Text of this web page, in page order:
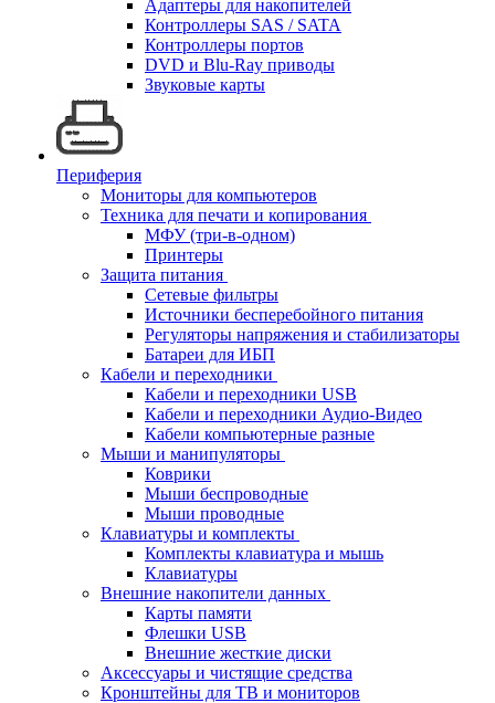
Адаптеры для накопителей
Контроллеры SAS / SATA
Контроллеры портов
DVD и Blu-Ray приводы
Звуковые карты
Периферия
Мониторы для компьютеров
Техника для печати и копирования
МФУ (три-в-одном)
Принтеры
Защита питания
Сетевые фильтры
Источники бесперебойного питания
Регуляторы напряжения и стабилизаторы
Батареи для ИБП
Кабели и переходники
Кабели и переходники USB
Кабели и переходники Аудио-Видео
Кабели компьютерные разные
Мыши и манипуляторы
Коврики
Мыши беспроводные
Мыши проводные
Клавиатуры и комплекты
Комплекты клавиатура и мышь
Клавиатуры
Внешние накопители данных
Карты памяти
Флешки USB
Внешние жесткие диски
Аксессуары и чистящие средства
Кронштейны для ТВ и мониторов